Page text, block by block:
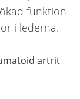
funktion
i lederna.
artrit